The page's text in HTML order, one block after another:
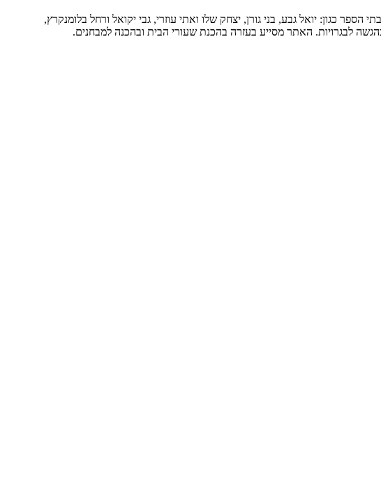
כגון: יואל גבע, בני גורן, יצחק שלו ואתי עוזרי, גבי יקואל ורחל בלומנקרץ,
לבגרויות. האתר מסייע בעזרה בהכנת שעורי הבית ובהכנה למבחנים.